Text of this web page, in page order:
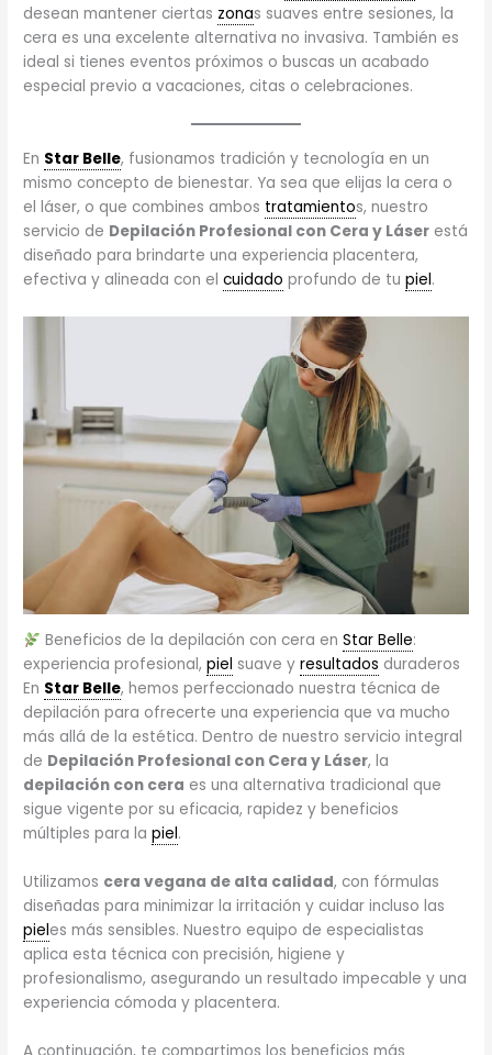
desean mantener ciertas zonas suaves entre sesiones, la
cera es una excelente alternativa no invasiva. También es
ideal si tienes eventos próximos o buscas un acabado
especial previo a vacaciones, citas o celebraciones.
En Star Belle, fusionamos tradición y tecnología en un
mismo concepto de bienestar. Ya sea que elijas la cera o
el láser, o que combines ambos tratamientos, nuestro
servicio de Depilación Profesional con Cera y Láser está
diseñado para brindarte una experiencia placentera,
efectiva y alineada con elcuidado profundo de tupiel.
Beneficios de la depilación con cera en Star Belle:
experiencia profesional,piel suave yresultados duraderos
En Star Belle, hemos perfeccionado nuestra técnica de
depilación para ofrecerte una experiencia que va mucho
más allá de la estética. Dentro de nuestro servicio integral
de Depilación Profesional con Cera y Láser, la
depilación con cera es una alternativa tradicional que
sigue vigente por su eficacia, rapidez y beneficios
múltiples para lapiel.
Utilizamos cera vegana de alta calidad, con fórmulas
diseñadas para minimizar la irritación y cuidar incluso las
pieles más sensibles. Nuestro equipo de especialistas
aplica esta técnica con precisión, higiene y
profesionalismo, asegurando un resultado impecable y una
experiencia cómoda y placentera.